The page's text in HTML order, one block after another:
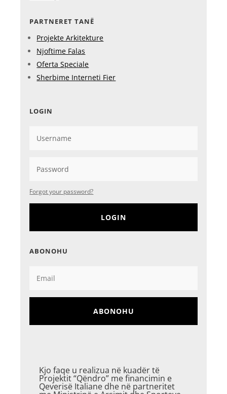
PARTNERET TANË
Projekte Arkitekture
Njoftime Falas
Oferta Speciale
Sherbime Interneti Fier
LOGIN
Forgot your password?
LOGIN
ABONOHU
ABONOHU
Kjo faqe u realizua në kuadër të
Projektit “Qëndro” me financimin e
Qeverisë Italiane dhe në partneritet